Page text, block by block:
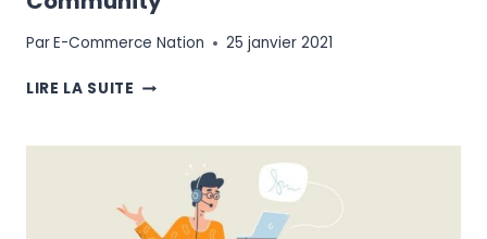
ParE-Commerce Nation 25 janvier 2021
LIRE LA SUITE LE
PARTNER
COMMUNITY